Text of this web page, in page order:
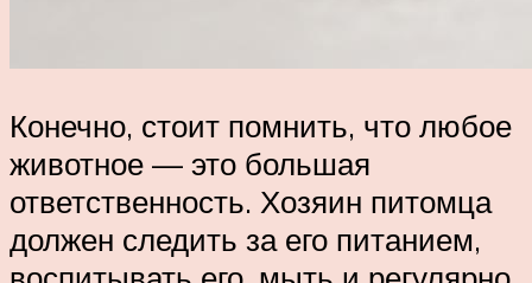
Конечно, стоит помнить, что любое
животное — это большая
ответственность. Хозяин питомца
должен следить за его питанием,